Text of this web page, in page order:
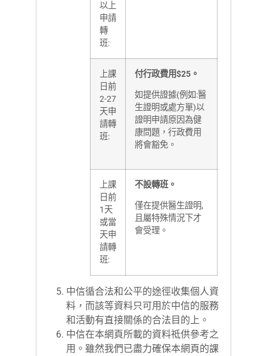
以上
申請
轉
班:
上課
日前
2-27
天申
請轉
班:
付行政費用$25。
如提供證據(例如:醫
生證明或處方單)以
證明申請原因為健
康問題，行政費用
將會豁免。
上課
日前
1天
或當
天申
請轉
班:
不設轉班。
僅在提供醫生證明,
且屬特殊情況下才
會受理。
中信循合法和公平的途徑收集個人資
料，而該等資料只可用於中信的服務
和活動有直接關係的合法目的上。
中信在本網頁所載的資料祗供參考之
用。雖然我們已盡力確保本網頁的課